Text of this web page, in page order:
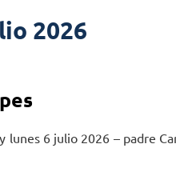
2026
lunes 6 julio 2026 – padre